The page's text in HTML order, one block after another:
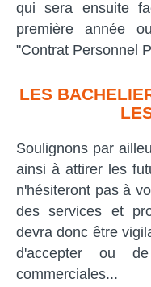
qui sera ensuite
première année
"Contrat Personnel
LES
Soulignons par
ainsi à attirer les
n'hésiteront pas à
des services et
devra donc être
d'accepter ou
commerciales...